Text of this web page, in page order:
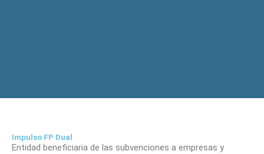
Impulso FP Dual
Entidad beneficiaria de las subvenciones a empresas y